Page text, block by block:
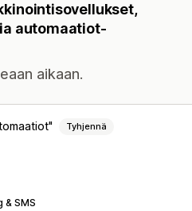
automaatiot-
aikaan.
Tyhjennä
& SMS